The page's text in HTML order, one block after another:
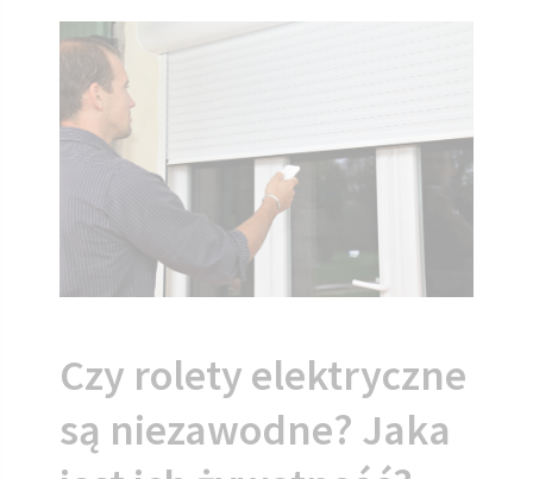
Czy rolety elektryczne
są niezawodne? Jaka